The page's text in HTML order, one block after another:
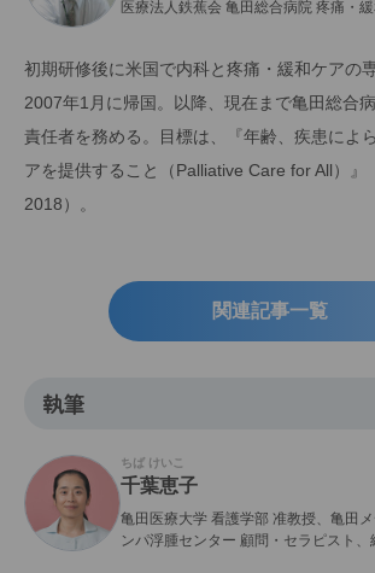
医療法人鉄蕉会 亀田総合病院 疼痛・
初期研修後に米国で内科と疼痛・緩和ケアの
2007年1月に帰国。以降、現在まで亀田総合
責任者を務める。目標は、『年齢、疾患によ
アを提供すること（Palliative Care for All）』
2018）。
関連記事一覧
執筆
ちば けいこ
千葉恵子
亀田医療大学 看護学部 准教授、亀田
ンパ浮腫センター 顧問・セラピスト